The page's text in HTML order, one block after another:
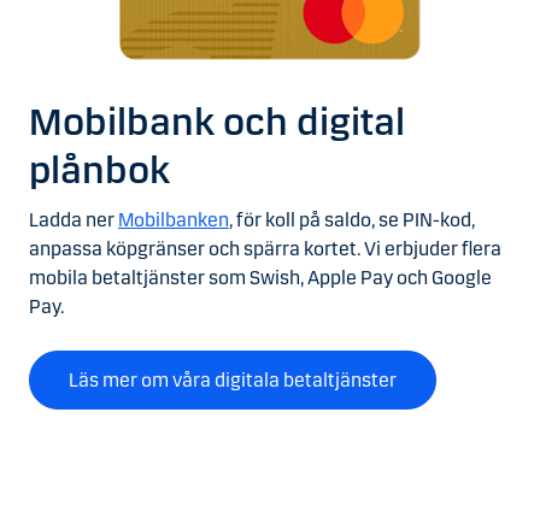
Mobilbank och digital
plånbok
Ladda ner Mobilbanken, för koll på saldo, se PIN-kod,
anpassa köpgränser och spärra kortet.Vi erbjuder flera
mobila betaltjänster som Swish, Apple Pay och Google
Pay.
Läs mer om våra digitala betaltjänster